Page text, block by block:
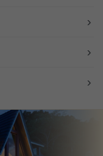
›
›
›